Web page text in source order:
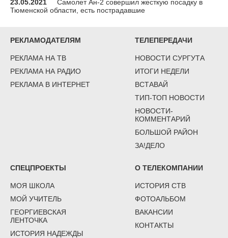
23.05.2021
Самолет Ан-2 совершил жесткую посадку в
Тюменской области, есть пострадавшие
РЕКЛАМОДАТЕЛЯМ
РЕКЛАМА НА ТВ
РЕКЛАМА НА РАДИО
РЕКЛАМА В ИНТЕРНЕТ
ТЕЛЕПЕРЕДАЧИ
НОВОСТИ СУРГУТА
ИТОГИ НЕДЕЛИ
ВСТАВАЙ
ТИП-ТОП НОВОСТИ
НОВОСТИ-
КОММЕНТАРИЙ
БОЛЬШОЙ РАЙОН
ЗА!ДЕЛО
СПЕЦПРОЕКТЫ
МОЯ ШКОЛА
МОЙ УЧИТЕЛЬ
ГЕОРГИЕВСКАЯ
ЛЕНТОЧКА
ИСТОРИЯ НАДЕЖДЫ
О ТЕЛЕКОМПАНИИ
ИСТОРИЯ СТВ
ФОТОАЛЬБОМ
ВАКАНСИИ
КОНТАКТЫ